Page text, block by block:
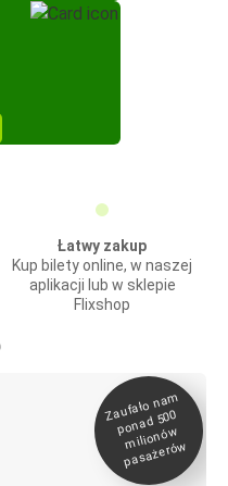
Łatwy zakup
Kup bilety online, w naszej
aplikacji lub w sklepie
Flixshop
Zaufało na
m
ponad 500
milionó
w
pasażeró
w